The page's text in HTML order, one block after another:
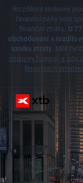
Rozdílové smlouvy
finanční páky jsou
finanční ztráty. U
obchodování s
vzniku ztráty. Měli
smlouvy fungují, a zda
finančních